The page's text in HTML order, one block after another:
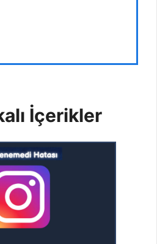
İçerikler